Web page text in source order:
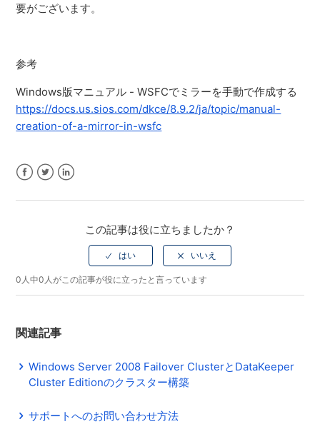
要がございます。
参考
Windows版マニュアル - WSFCでミラーを手動で作成する
https://docs.us.sios.com/dkce/8.9.2/ja/topic/manual-
creation-of-a-mirror-in-wsfc
この記事は役に立ちましたか？
0人中0人がこの記事が役に立ったと言っています
関連記事
Windows Server 2008 Failover ClusterとDataKeeper
Cluster Editionのクラスター構築
サポートへのお問い合わせ方法